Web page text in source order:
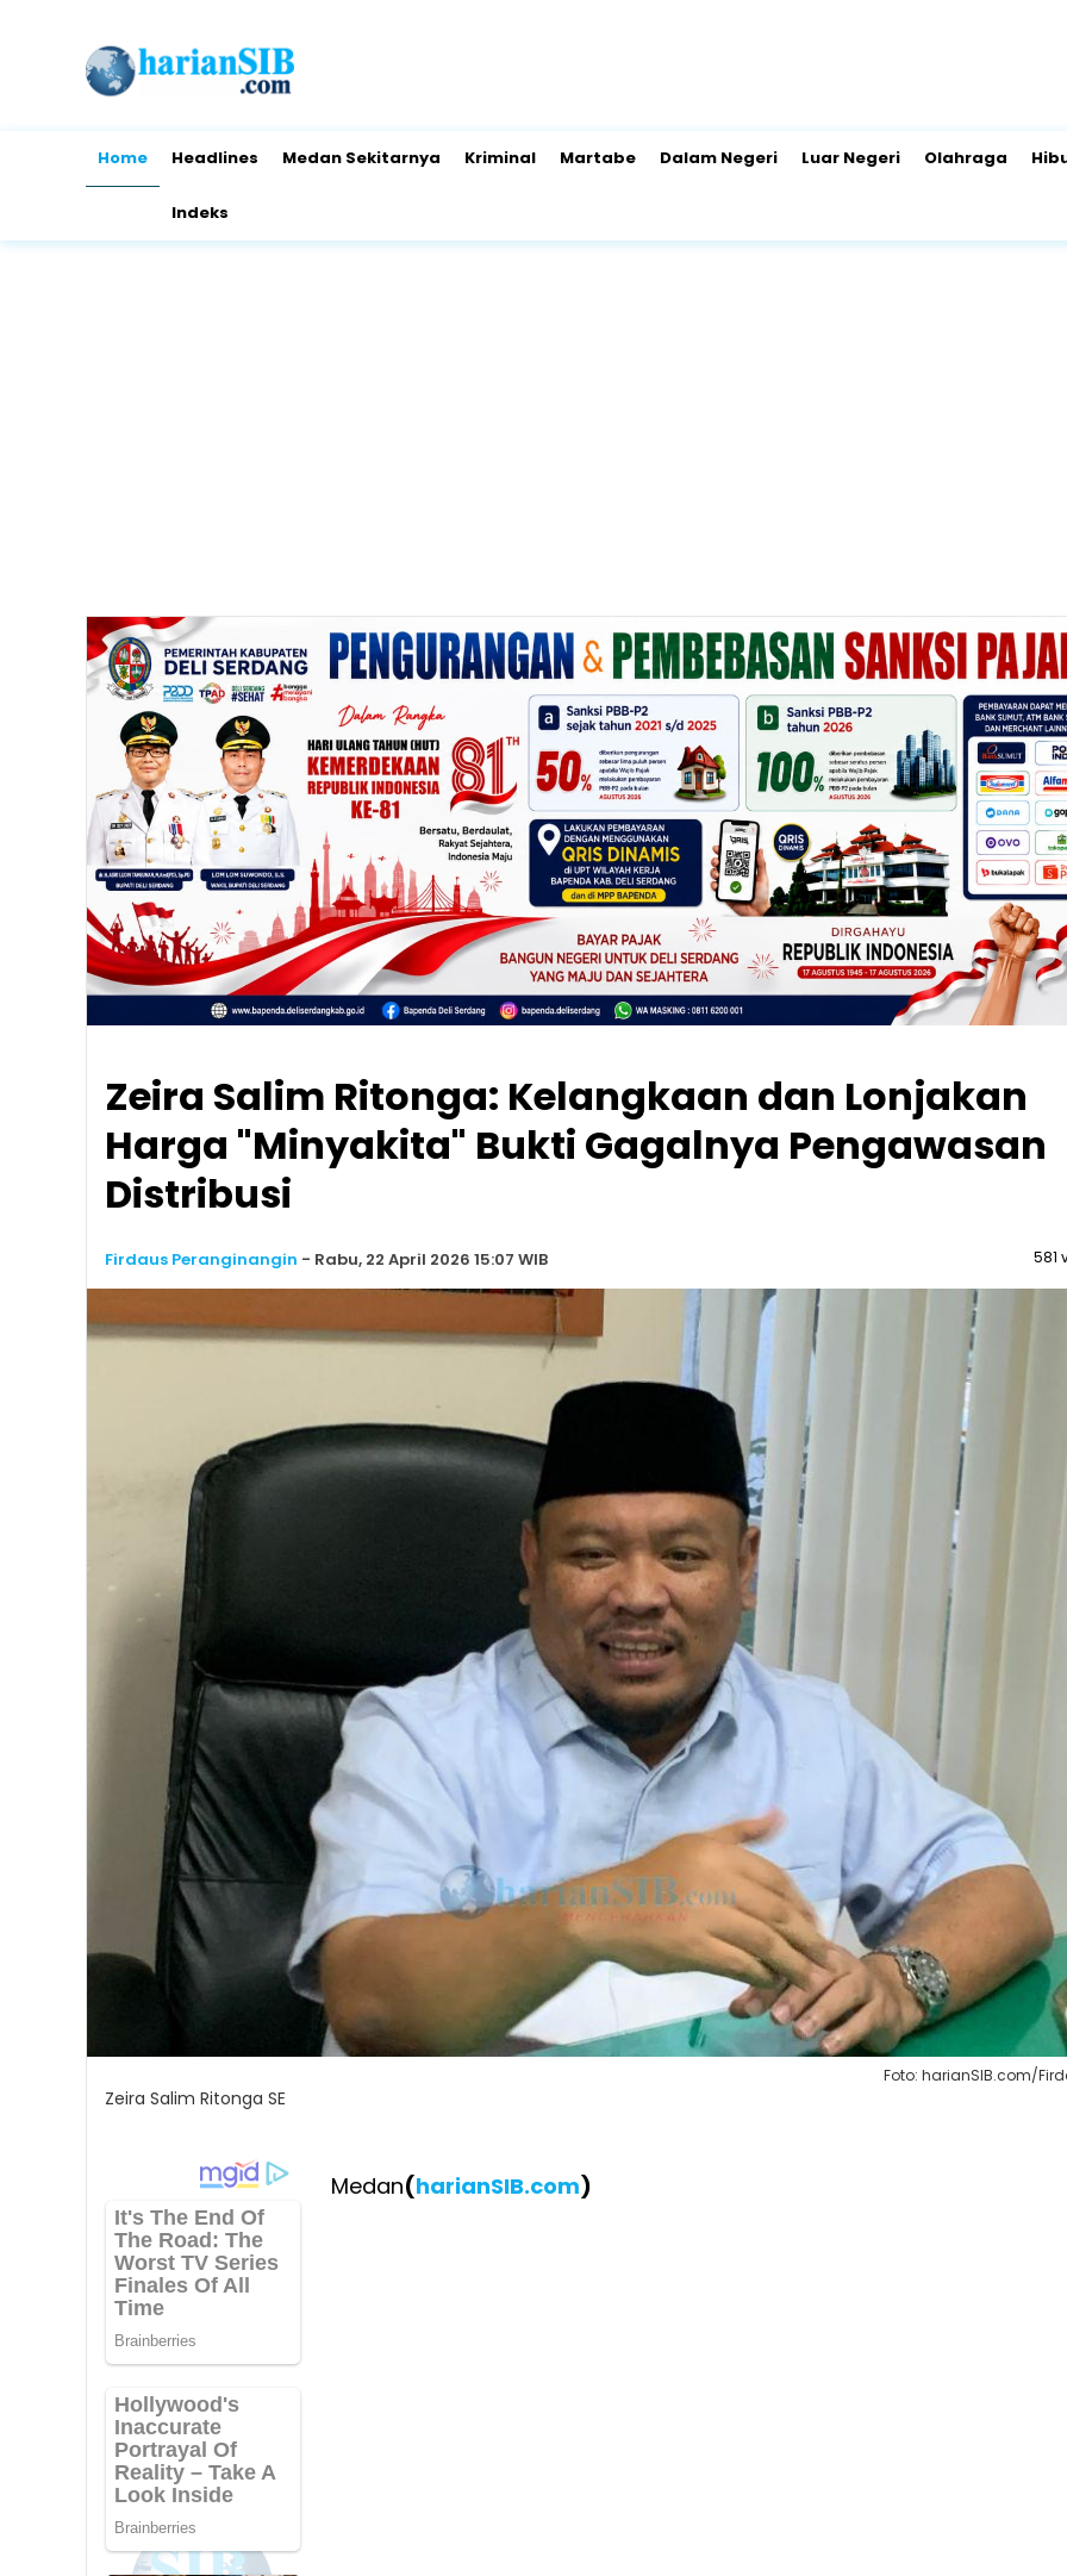
Home Headlines Medan Sekitarnya Kriminal Martabe Dalam Negeri Luar Negeri Olahraga
Indeks
Zeira Salim Ritonga: Kelangkaan dan Lonjakan
Harga "Minyakita" Bukti Gagalnya Pengawasan
Distribusi
Firdaus Peranginangin - Rabu, 22 April 2026 15:07 WIB 581
Foto: harianSIB.com/
Zeira Salim Ritonga SE
Medan(harianSIB.com)